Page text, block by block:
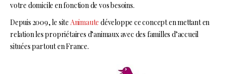
votre domicile en fonction de vos besoins.
Depuis 2009, le site Animautedéveloppe ce concept en mettant en
relation les propriétaires d’animaux avec des familles d’accueil
situées partout en France.